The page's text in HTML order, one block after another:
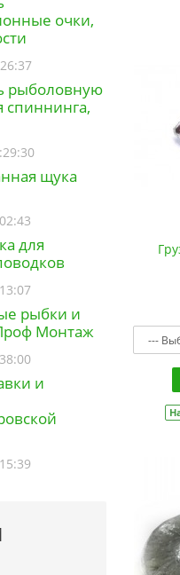
заказ на
2.1м 5-
заказ на
и еще
на
на
№2 8шт
на
очки,
рыболовную
спиннинга,
щука
для
рыбки и
Монтаж
и